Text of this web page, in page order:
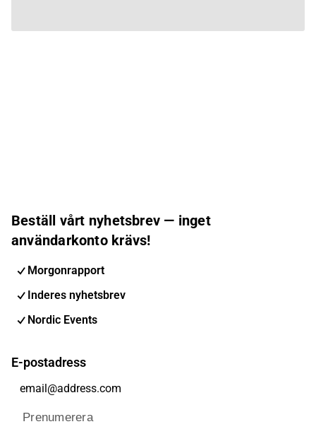
Beställ vårt nyhetsbrev — inget
användarkonto krävs!
Morgonrapport
Inderes nyhetsbrev
Nordic Events
E-postadress
Prenumerera